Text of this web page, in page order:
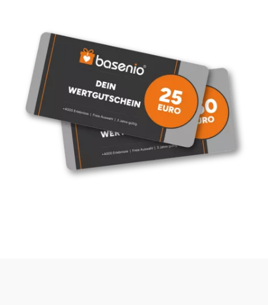
Fürstenfeldbruck
Fürth
Geiselwind